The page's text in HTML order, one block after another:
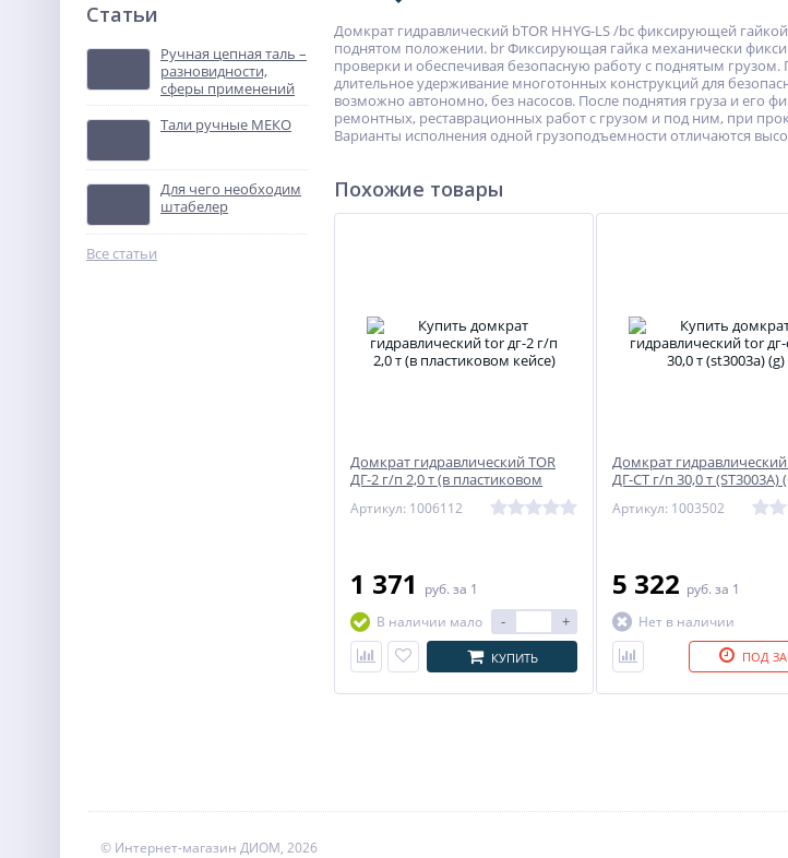
Статьи
Ручная цепная таль –
разновидности,
сферы применений
Тали ручные МЕКО
Для чего необходим
штабелер
Все статьи
Домкрат гидравлический bTOR HHYG-LS /bс фиксирующей
поднятом положении. br Фиксирующая гайка механически
проверки и обеспечивая безопасную работу с поднятым
длительное удерживание многотонных конструкций для
возможно автономно, без насосов. После поднятия груза и его
ремонтных, реставрационных работ с грузом и под ним, при
Варианты исполнения одной грузоподъемности отличаются
Похожие товары
Домкрат гидравлический TOR
ДГ-2 г/п 2,0 т (в пластиковом
Артикул: 1006112
1 371 руб. за 1
В наличии мало
- +
КУПИТЬ
Домкрат гидравлический
ДГ-CT г/п 30,0 т (ST3003A)
Артикул: 1003502
5 322 руб. за 1
Нет в наличии
ПОД
© Интернет-магазин ДИОМ, 2026